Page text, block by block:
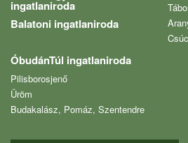
ingatlaniroda
Balatoni ingatlaniroda
ÓbudánTúl ingatlaniroda
Pilisborosjenő
Üröm
Budakalász, Pomáz, Szentendre